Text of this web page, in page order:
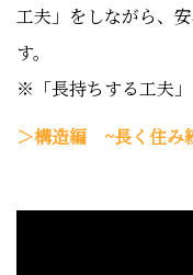
工夫」をしながら、
す。
※「長持ちする工夫」
＞構造編 ~長く住み